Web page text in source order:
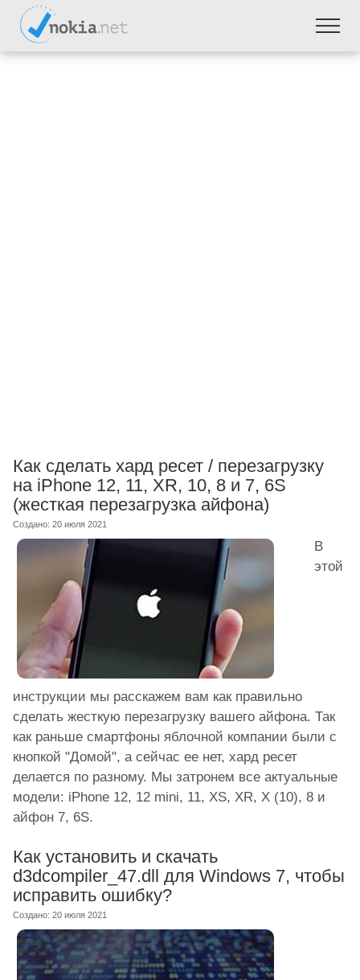
Как сделать хард ресет / перезагрузку
на iPhone 12, 11, XR, 10, 8 и 7, 6S
(жесткая перезагрузка айфона)
Создано: 20 июля 2021
В
этой
инструкции мы расскажем вам как правильно
сделать жесткую перезагрузку вашего айфона. Так
как раньше смартфоны яблочной компании были с
кнопкой "Домой", а сейчас ее нет, хард ресет
делается по разному. Мы затронем все актуальные
модели: iPhone 12, 12 mini, 11, XS, XR, X (10), 8 и
айфон 7, 6S.
Как установить и скачать
d3dcompiler_47.dll для Windows 7, чтобы
исправить ошибку?
Создано: 20 июля 2021